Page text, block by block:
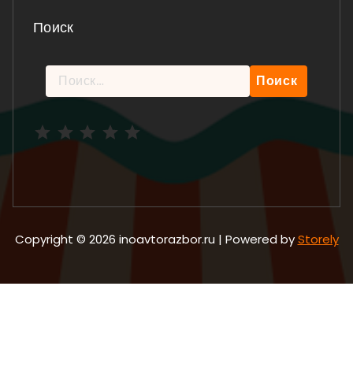
Поиск
Найти:
Copyright © 2026 inoavtorazbor.ru | Powered byStorely